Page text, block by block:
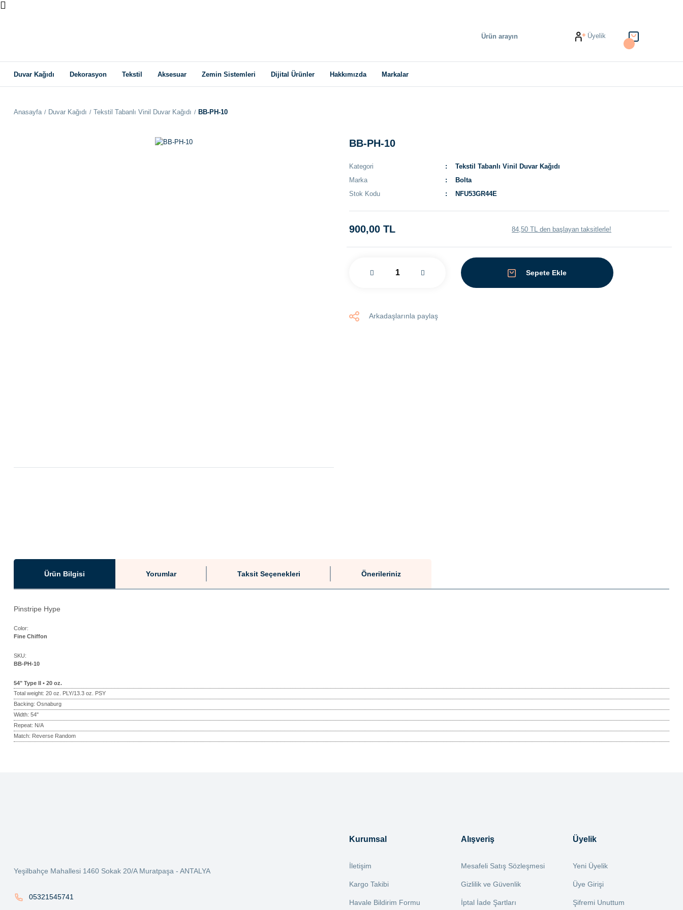
Üyelik
Duvar Kağıdı Dekorasyon Tekstil Aksesuar Zemin Sistemleri Dijital Ürünler Hakkımızda Markalar
Anasayfa Duvar Kağıdı Tekstil Tabanlı Vinil Duvar Kağıdı BB-PH-10
BB-PH-10
Kategori
Tekstil Tabanlı Vinil Duvar Kağıdı
Marka
Bolta
Stok Kodu
NFU53GR44E
900,00 TL 84,50 TL den başlayan taksitlerle!
Sepete Ekle
Arkadaşlarınla paylaş
Ürün Bilgisi Yorumlar Taksit Seçenekleri Önerileriniz
Pinstripe Hype
Color:
Fine Chiffon
SKU:
BB-PH-10
54" Type II • 20 oz.
Total weight: 20 oz. PLY/13.3 oz. PSY
Backing: Osnaburg
Width: 54"
Repeat: N/A
Match: Reverse Random
Bu ürüne benzer farklı alternatifler olmalı.
Yeşilbahçe Mahallesi 1460 Sokak 20/A Muratpaşa - ANTALYA
05321545741
Kurumsal
İletişim
Kargo Takibi
Havale Bildirim Formu
Alışveriş
Mesafeli Satış Sözleşmesi
Gizlilik ve Güvenlik
İptal İade Şartları
Üyelik
Yeni Üyelik
Üye Girişi
Şifremi Unuttum